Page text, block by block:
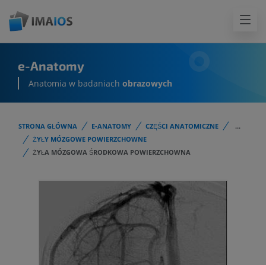
e-Anatomy
Anatomia w badaniach obrazowych
STRONA GŁÓWNA E-ANATOMY CZĘŚCI ANATOMICZNE
...
ŻYŁY MÓZGOWE POWIERZCHOWNE
ŻYŁA MÓZGOWA ŚRODKOWA POWIERZCHOWNA